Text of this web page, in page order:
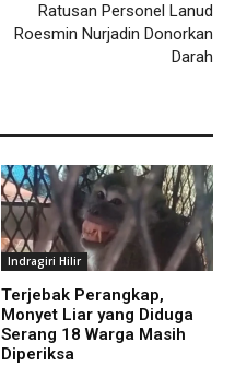
Ratusan Personel Lanud
Roesmin Nurjadin Donorkan
Darah
Indragiri Hilir
Terjebak Perangkap,
Monyet Liar yang Diduga
Serang 18 Warga Masih
Diperiksa